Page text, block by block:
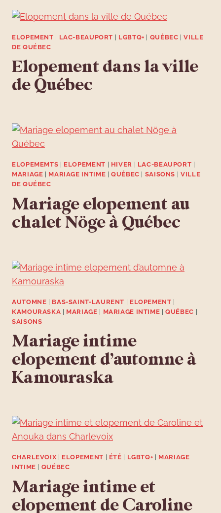
ELOPEMENT | LAC-BEAUPORT | LGBTQ+ | QUÉBEC |VILLE
DE QUÉBEC
Elopement dans la ville
de Québec
ELOPEMEMTS ELOPEMENT HIVER LAC-BEAUPORT
MARIAGE
MARIAGE INTIME |QUÉBEC SAISONS |VILLE
DE QUÉBEC
Mariage elopement au
chalet Nöge à Québec
AUTOMNE | BAS-SAINT-LAURENT | ELOPEMENT |
KAMOURASKA | MARIAGE | MARIAGE INTIME |QUÉBEC |
SAISONS
Mariage intime
elopement d’automne à
Kamouraska
CHARLEVOIX| ELOPEMENT ÉTÉ LGBTQ+
MARIAGE
INTIME
QUÉBEC
Mariage intime et
elopement de Caroline